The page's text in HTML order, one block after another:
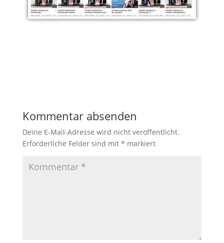
Kommentar absenden
Deine E-Mail-Adresse wird nicht veröffentlicht.
Erforderliche Felder sind mit * markiert